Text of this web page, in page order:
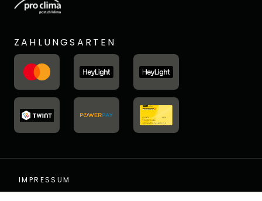
ZAHLUNGSARTEN
IMPRESSUM